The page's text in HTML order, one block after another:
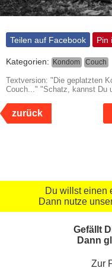
Teilen auf Facebook Pin
Kategorien: Kondom Couch
Textversion: "Die geplatzten
Couch..." "Schatz, kannst Du
zurück
Du willst einen
Dann nutze
Gefällt
Dann
Zur